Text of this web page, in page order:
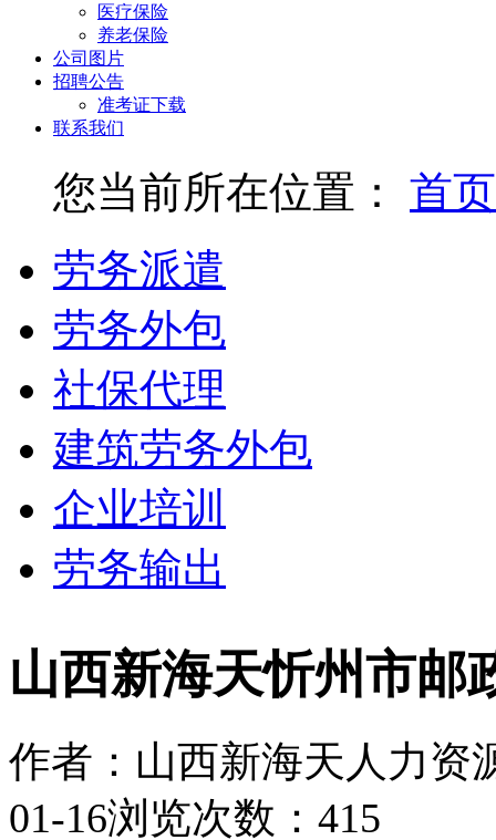
医疗保险
养老保险
公司图片
招聘公告
准考证下载
联系我们
您当前所在位置：
首页
劳务派遣
劳务外包
社保代理
建筑劳务外包
企业培训
劳务输出
山西新海天忻州市邮
作者：山西新海天人力资
01-16浏览次数：415